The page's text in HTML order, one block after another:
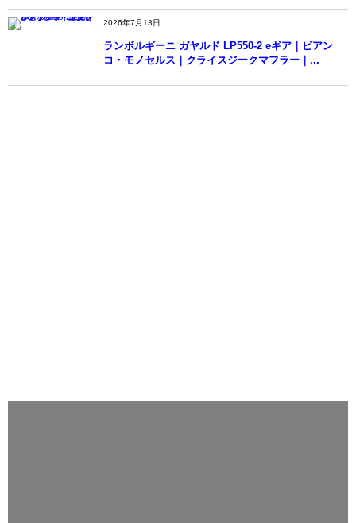
2026年7月13日
ランボルギーニ ガヤルド LP550-2 eギア｜ビアン
コ・モノセルス｜クライスジークマフラー｜...
4